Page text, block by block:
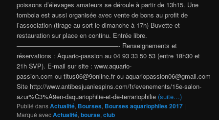
poissons d’élevages amateurs se déroule à partir de 13h15. Une
tombola est aussi organisée avec vente de bons au profit de
l’association (tirage au sort le dimanche à 17h) Buvette et
restauration sur place en continu. Entrée libre.
————————————————- Renseignements et
réservations : Aquario-passion au 04 93 33 50 53 (entre 18h30 et
21h SVP). E-mail sur site : www.aquario-
passion.com ou titus06@9online.fr ou aquariopassion06@gmail.com
Site http://www.antibesjuanlespins.com/fr/evenements/15e-salon-
azur%C3%A9en-daquariophilie-et-de-terrariophilie (suite…)
Publié dansActualité, Bourses, Bourses aquariophiles 2017 |
Marqué avecActualité,bourse,club